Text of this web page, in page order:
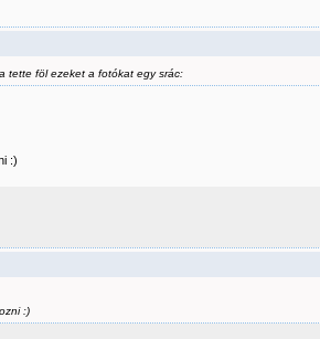
tette föl ezeket a fotókat egy srác:
:)
:)